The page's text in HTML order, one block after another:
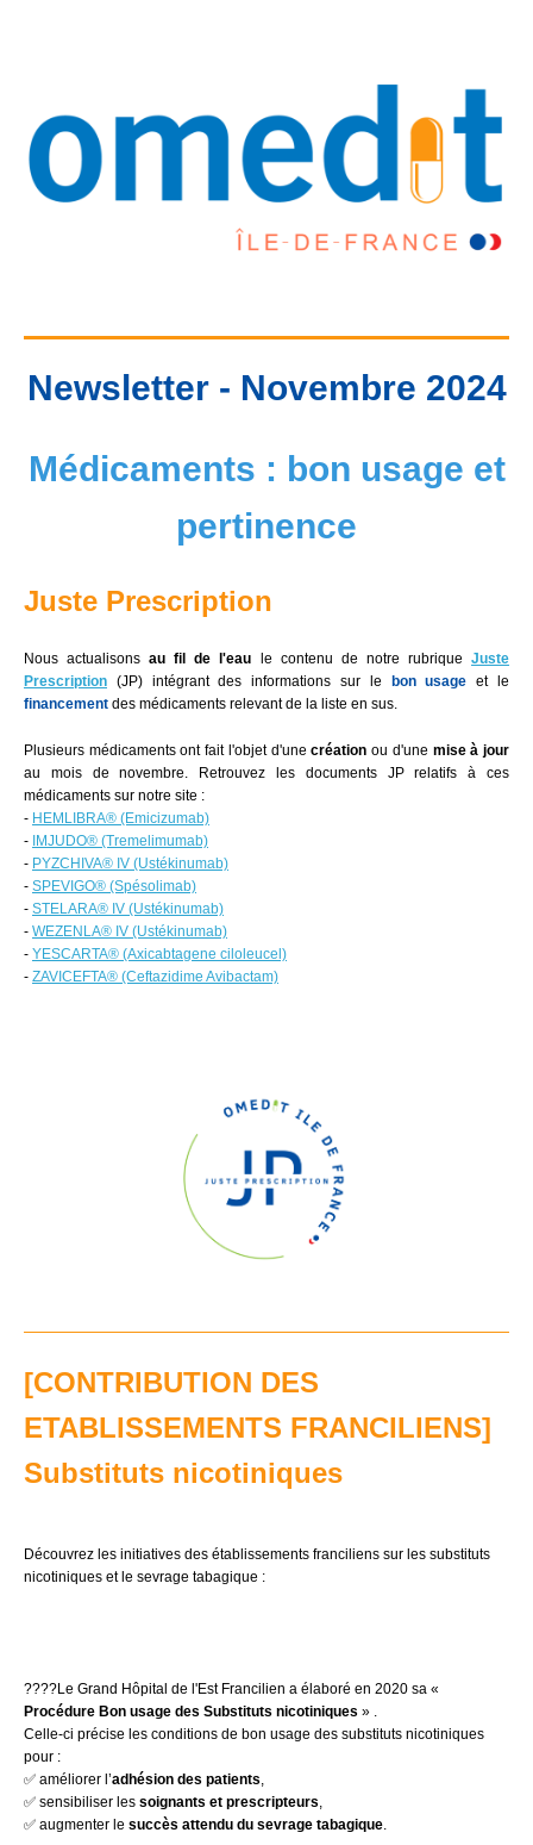
Newsletter - Novembre 2024
Médicaments : bon usage et
pertinence
Juste Prescription
Nous actualisons au fil de l'eau le contenu de notre rubrique Juste
Prescription (JP) intégrant des informations sur le bon usage et le
financement des médicaments relevant de la liste en sus.
Plusieurs médicaments ont fait l'objet d'unecréationou d'une mise à jour
au mois de novembre. Retrouvez les documents JP relatifs à ces
médicaments sur notre site :
- HEMLIBRA® (Emicizumab)
- IMJUDO® (Tremelimumab)
- PYZCHIVA® IV (Ustékinumab)
- SPEVIGO® (Spésolimab)
- STELARA® IV (Ustékinumab)
- WEZENLA® IV (Ustékinumab)
- YESCARTA® (Axicabtagene ciloleucel)
- ZAVICEFTA® (Ceftazidime Avibactam)
[CONTRIBUTION DES
ETABLISSEMENTS FRANCILIENS]
Substituts nicotiniques
Découvrez les initiatives des établissements franciliens sur les substituts
nicotiniques et le sevrage tabagique :
????Le Grand Hôpital de l'Est Francilien a élaboré en 2020 sa «
Procédure Bon usage des Substituts nicotiniques » .
Celle-ci précise les conditions de bon usage des substituts nicotiniques
pour :
✅ améliorer l’adhésion des patients,
✅ sensibiliser les soignants et prescripteurs,
✅ augmenter le succès attendu du sevrage tabagique.